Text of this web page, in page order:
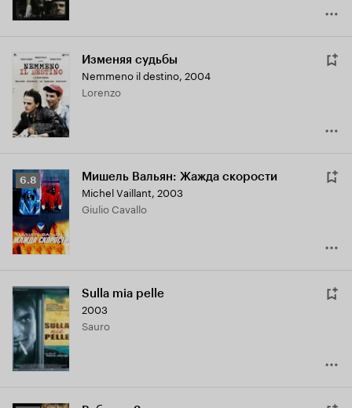
Изменяя судьбы
Nemmeno il destino, 2004
Lorenzo
Рейтинг
Кинопоиска
6.8
6.8 Мишель Вальян: Жажда скорости
Michel Vaillant, 2003
Giulio Cavallo
Sulla mia pelle
2003
Sauro